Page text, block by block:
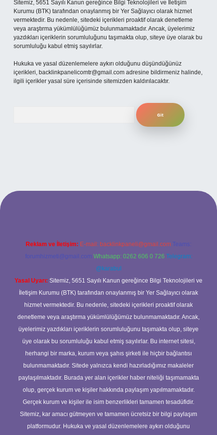
Sitemiz, 5651 Sayılı Kanun gereğince Bilgi Teknolojileri ve İletişim
Kurumu (BTK) tarafından onaylanmış bir Yer Sağlayıcı olarak hizmet
vermektedir. Bu nedenle, sitedeki içerikleri proaktif olarak denetleme
veya araştırma yükümlülüğümüz bulunmamaktadır. Ancak, üyelerimiz
yazdıkları içeriklerin sorumluluğunu taşımakta olup, siteye üye olarak bu
sorumluluğu kabul etmiş sayılırlar.
Hukuka ve yasal düzenlemelere aykırı olduğunu düşündüğünüz
içerikleri, backlinkpanelicomtr@gmail.com adresine bildirmeniz halinde,
ilgili içerikler yasal süre içerisinde sitemizden kaldırılacaktır.
yeni giriş adresi
Reklam ve İletişim: E-mail: backlinkpaneli@gmail.com Teams:
forumhizmeti@gmail.com Whatsapp: 0262 606 0 726 Telegram:
@karabul
Yasal Uyarı: Sitemiz, 5651 Sayılı Kanun gereğince Bilgi Teknolojileri ve
İletişim Kurumu (BTK) tarafından onaylanmış bir Yer Sağlayıcı olarak
hizmet vermektedir. Bu nedenle, sitedeki içerikleri proaktif olarak
denetleme veya araştırma yükümlülüğümüz bulunmamaktadır. Ancak,
üyelerimiz yazdıkları içeriklerin sorumluluğunu taşımakta olup, siteye
üye olarak bu sorumluluğu kabul etmiş sayılırlar. Bu internet sitesi,
herhangi bir marka, kurum veya şahıs şirketi ile hiçbir bağlantısı
bulunmamaktadır. Sitede yalnızca kendi hazırladığımız makaleler
paylaşılmaktadır. Burada yer alan içerikler haber niteliği taşımamakta
olup, gerçek kurum ve kişiler hakkında paylaşım yapılmamaktadır.
Gerçek kurum ve kişiler ile isim benzerlikleri tamamen tesadüfidir.
Sitemiz, kar amacı gütmeyen ve tamamen ücretsiz bir bilgi paylaşım
platformudur. Hukuka ve yasal düzenlemelere aykırı olduğunu